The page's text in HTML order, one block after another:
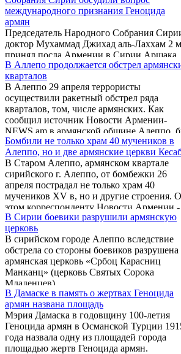
международного признания Геноцида
армян
Председатель Народного Собрания
доктор Мухаммад Джихад аль-Лаххам 2
принял посла Армении в Сирии Аршака
Поладяна. Пресс-служба МИД Армении
сообщает, что в ходе встречи был
широкий круг вопросов, представляющих
двусторонний и региональный интерес.
В Аллепо продолжается обстрел
кварталов
В Алеппо 29 апреля террористы
осуществили ракетный обстрел ряда
кварталов, том, числе армянских. Как
сообщил источник Новости Армении-
NEWS.am в армянской общине Алеппо,
осуществлен обстрел армянонаселенных
кварталов Нор Гюх, Азизие и других
районов. Мишенью террористов были
жилые здания. Среди населения есть
убитые и раненные. Информации о
погибших или раненных армянах пока
Бомбили не только храм 40 мучеников в
Алеппо, но и две армянские церкви
В Старом Алеппо, армянском квартале
сирийского г. Алеппо, от бомбежки 26
апреля пострадал не только храм 40
мучеников XV в, но и другие строения.
этом корреспонденту Новости Армении -
NEWS.am сообщили в пресс-службе
епархии Алеппо Католикосата Великого
Дома Киликийского. К счастью, жертв нет,
люди успели укрыться.
В Сирии боевики разрушили армянскую
церковь
В сирийском городе Алеппо вследствие
обстрела со стороны боевиков разрушена
армянская церковь «Србоц Карасниц
Манканц» (церковь Святых Сорока
Младенцев)
В Дамаске в память о жертвах Геноцида
армян названа площадь
Мэрия Дамаска в годовщину 100-летия
Геноцида армян в Османской Турции
года назвала одну из площадей города
площадью жертв Геноцида армян.